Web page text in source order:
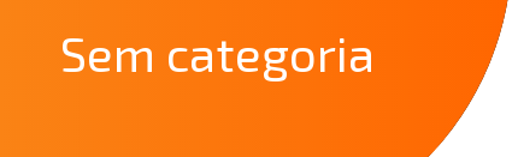
Sem categoria